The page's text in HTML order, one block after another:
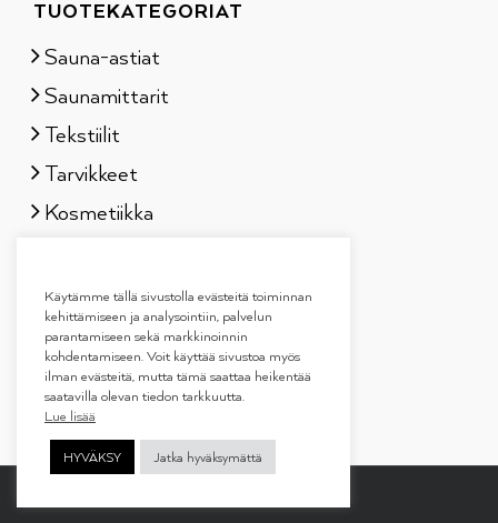
TUOTEKATEGORIAT
Sauna-astiat
Saunamittarit
Tekstiilit
Tarvikkeet
Kosmetiikka
Lahjapakkaukset
Käytämme tällä sivustolla evästeitä toiminnan
kehittämiseen ja analysointiin, palvelun
parantamiseen sekä markkinoinnin
kohdentamiseen. Voit käyttää sivustoa myös
ilman evästeitä, mutta tämä saattaa heikentää
saatavilla olevan tiedon tarkkuutta.
Lue lisää
HYVÄKSY Jatka hyväksymättä